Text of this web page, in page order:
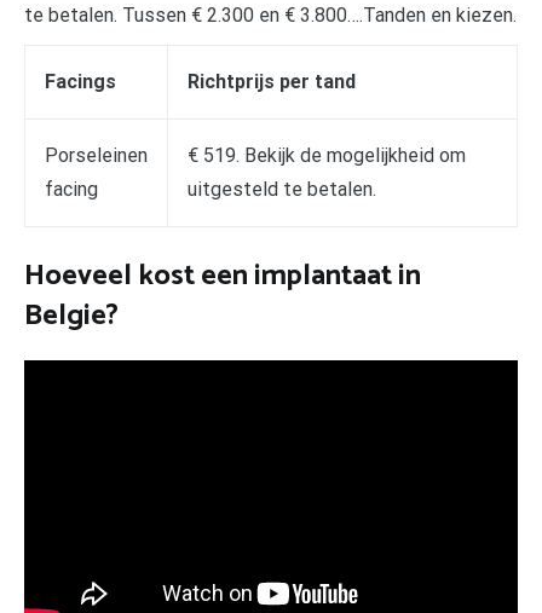
te betalen. Tussen € 2.300 en € 3.800….Tanden en kiezen.
Facings Richtprijs per tand
Porseleinen
facing
€ 519. Bekijk de mogelijkheid om
uitgesteld te betalen.
Hoeveel kost een implantaat in
Belgie?